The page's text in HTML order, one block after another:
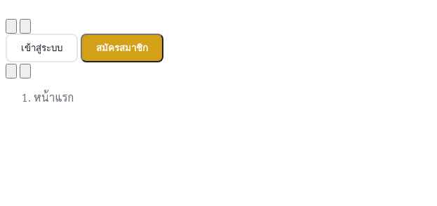
เข้าสู่ระบบ สมัครสมาชิก
หน้าแรก